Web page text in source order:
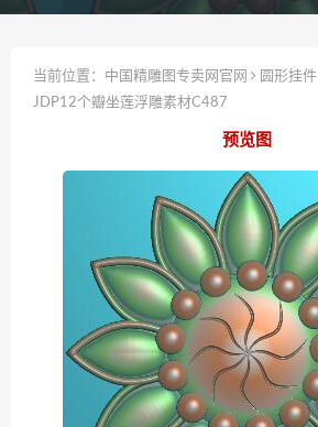
当前位置： 中国精雕图专卖网官网 圆形挂件
JDP12个瓣坐莲浮雕素材C487
预览图